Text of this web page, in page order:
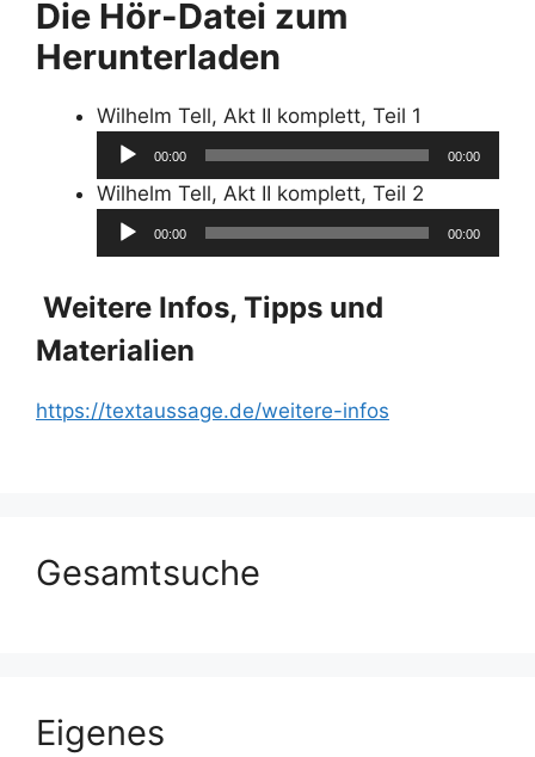
Die Hör-Datei zum
Herunterladen
Wilhelm Tell, Akt II komplett, Teil 1
Audio-
Player
00:00 00:00
Wilhelm Tell, Akt II komplett, Teil 2
Audio-
Player
00:00 00:00
Weitere Infos, Tipps und
Materialien
https://textaussage.de/weitere-infos
Gesamtsuche
Eigenes